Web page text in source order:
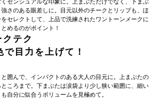
センシュアルな印象に。上まぶただけでなく、下まぶ
さのある眼差しに。目元以外のチークとリップも、ほ
セレクトして、上品で洗練されたワントーンメークに
とめるのがポイント！
テク
目力を上げて！
囲んで、インパクトのある大人の目元に。上まぶたの
ころまで。下まぶたは涙袋より少し狭い範囲に、細い
自分に似合うボリュームを見極めて。